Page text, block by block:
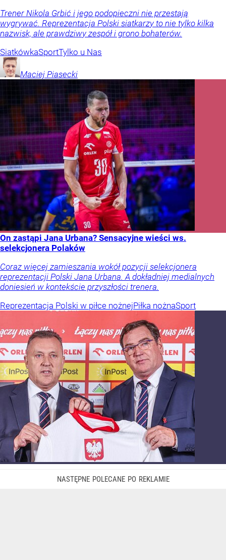
Trener Nikola Grbić i jego podopieczni nie przestają
wygrywać. Reprezentacja Polski siatkarzy to nie tylko kilka
nazwisk, ale prawdziwy zespół i grono bohaterów.
SiatkówkaSportTylko u Nas
Maciej Piasecki
On zastąpi Jana Urbana? Sensacyjne wieści ws.
selekcjonera Polaków
Coraz więcej zamieszania wokół pozycji selekcjonera
reprezentacji Polski Jana Urbana. A dokładniej medialnych
doniesień w kontekście przyszłości trenera.
Reprezentacja Polski w piłce nożnejPiłka nożnaSport